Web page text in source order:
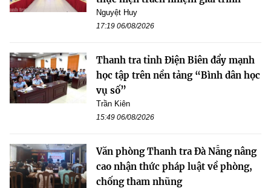
Nguyệt Huy
17:19 06/08/2026
Thanh tra tỉnh Điện Biên đẩy mạnh
học tập trên nền tảng “Bình dân học
vụ số”
Trần Kiên
15:49 06/08/2026
Văn phòng Thanh tra Đà Nẵng nâng
cao nhận thức pháp luật về phòng,
chống tham nhũng